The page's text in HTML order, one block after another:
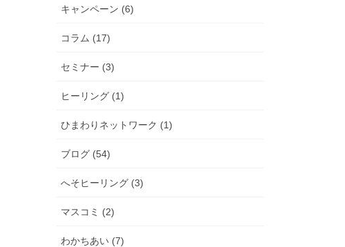
キャンペーン (6)
コラム (17)
セミナー (3)
ヒーリング (1)
ひまわりネットワーク (1)
ブログ (54)
へそヒーリング (3)
マスコミ (2)
わかちあい (7)